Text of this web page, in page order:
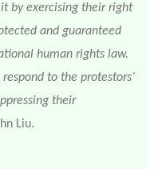
by exercising their right
and guaranteed
human rights law.
to the protestors’
their
Liu.